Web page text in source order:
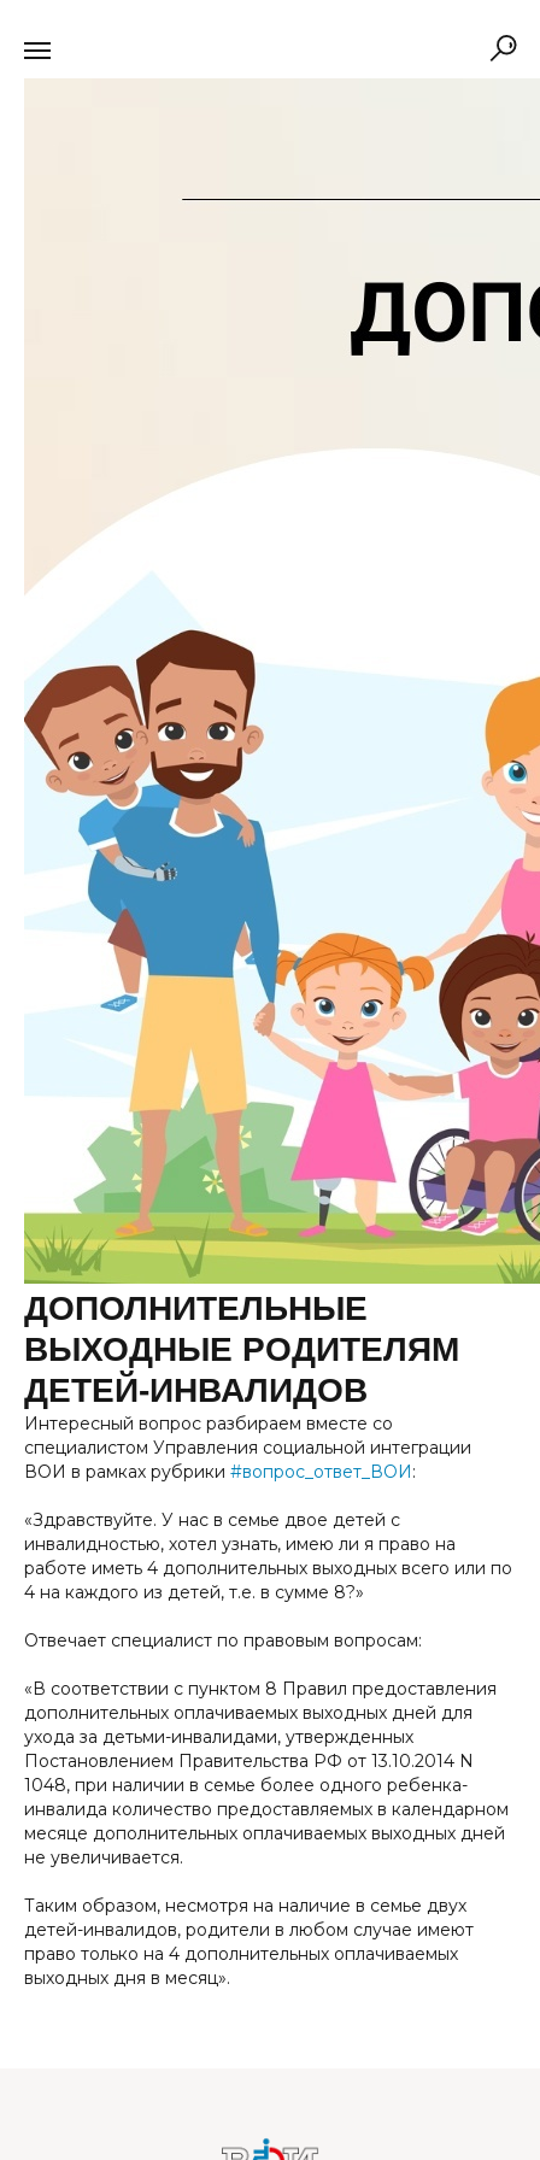
ДОПОЛНИТЕЛЬНЫЕ
ВЫХОДНЫЕ РОДИТЕЛЯМ
ДЕТЕЙ-ИНВАЛИДОВ
Интересный вопрос разбираем вместе со
специалистом Управления социальной интеграции
ВОИ в рамках рубрики #вопрос_ответ_ВОИ:
«Здравствуйте. У нас в семье двое детей с
инвалидностью, хотел узнать, имею ли я право на
работе иметь 4 дополнительных выходных всего или по
4 на каждого из детей, т.е. в сумме 8?»
Отвечает специалист по правовым вопросам:
«В соответствии с пунктом 8 Правил предоставления
дополнительных оплачиваемых выходных дней для
ухода за детьми-инвалидами, утвержденных
Постановлением Правительства РФ от 13.10.2014 N
1048, при наличии в семье более одного ребенка-
инвалида количество предоставляемых в календарном
месяце дополнительных оплачиваемых выходных дней
не увеличивается.
Таким образом, несмотря на наличие в семье двух
детей-инвалидов, родители в любом случае имеют
право только на 4 дополнительных оплачиваемых
выходных дня в месяц».